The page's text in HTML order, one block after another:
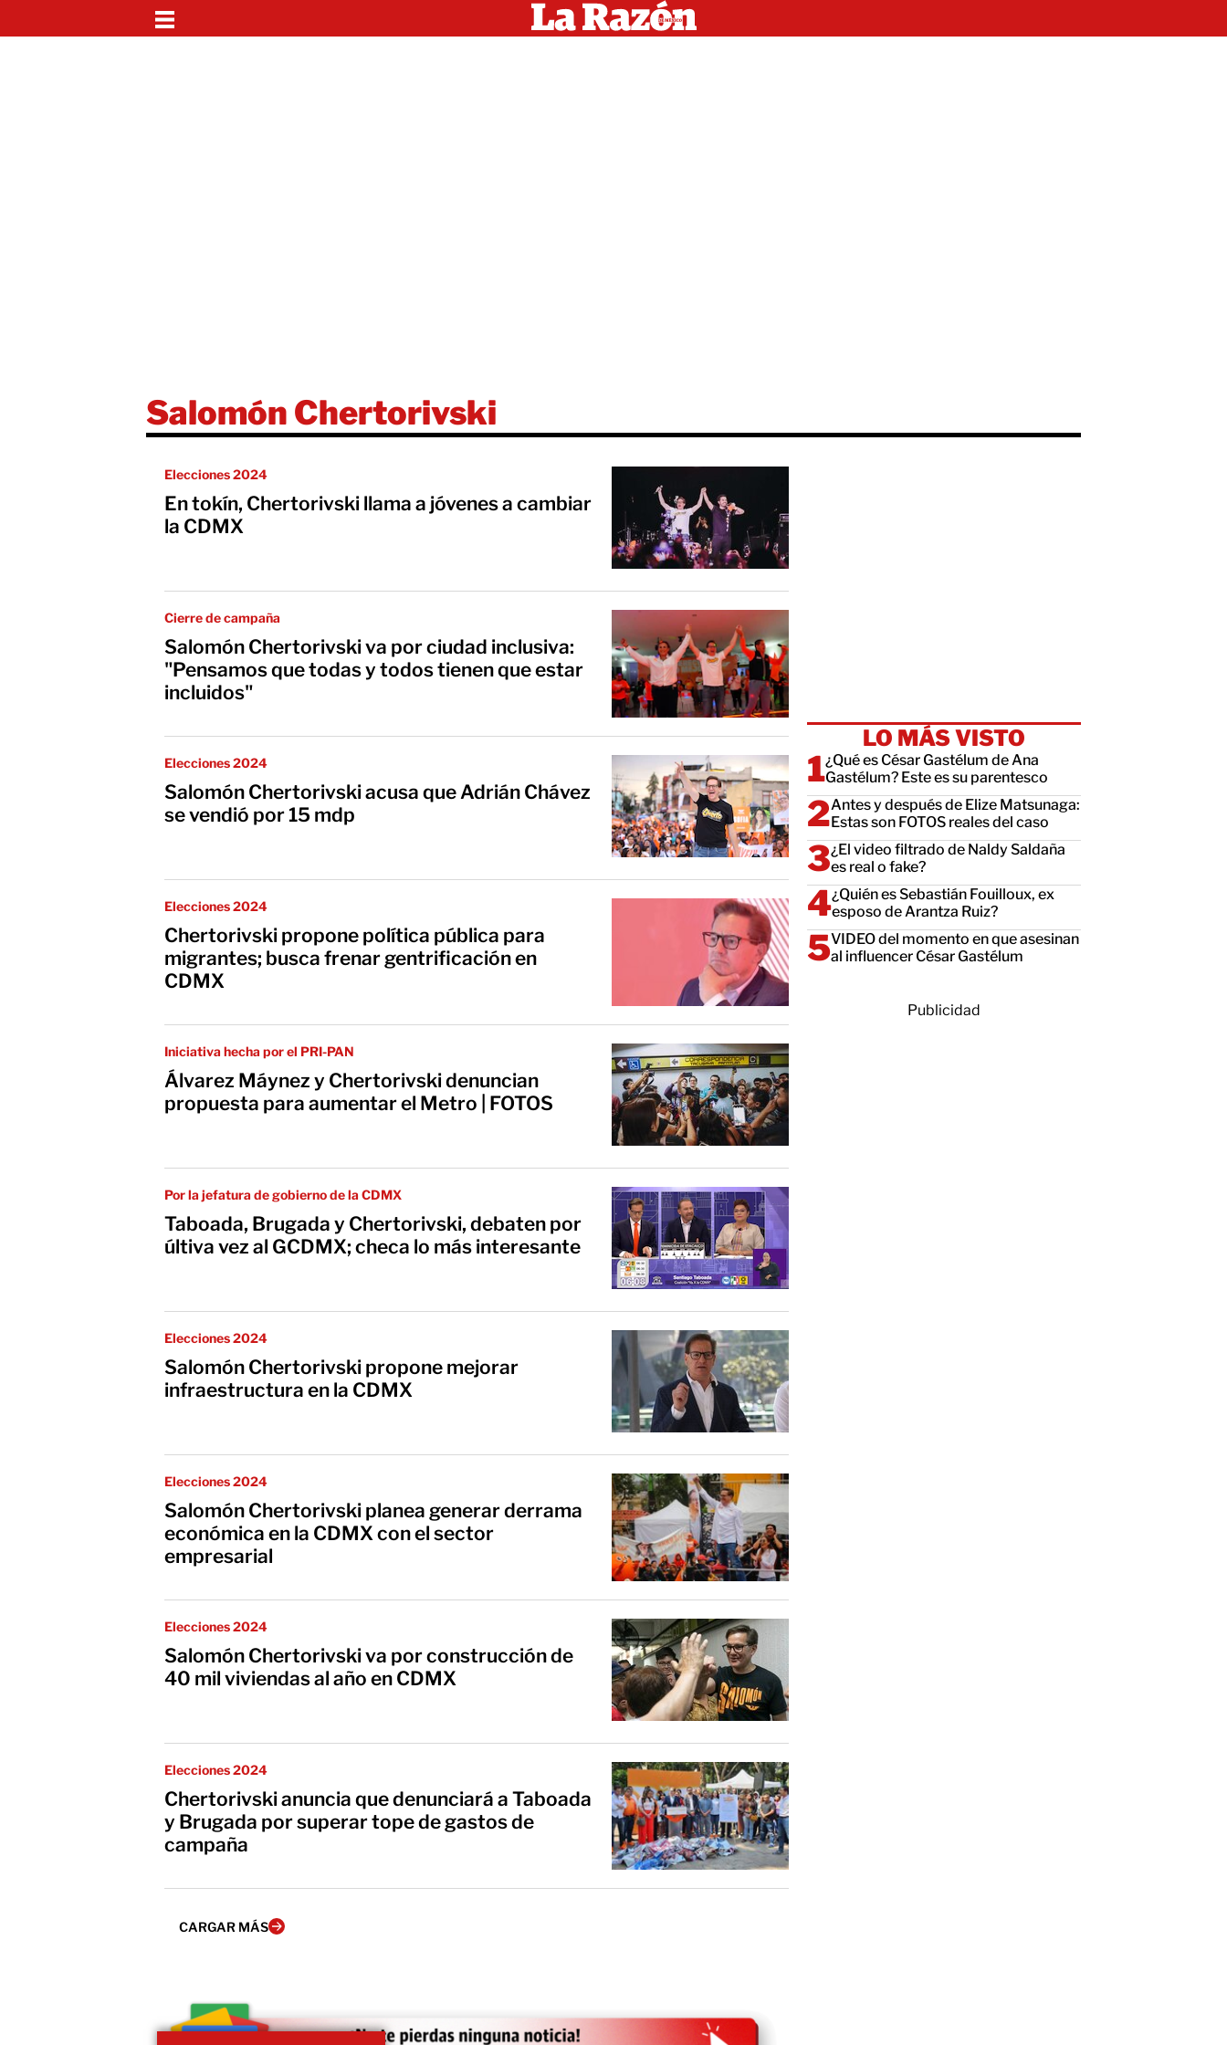
Salomón Chertorivski
Elecciones 2024
En tokín, Chertorivski llama a jóvenes a cambiar
la CDMX
Cierre de campaña
Salomón Chertorivski va por ciudad inclusiva:
"Pensamos que todas y todos tienen que estar
incluidos"
Elecciones 2024
Salomón Chertorivski acusa que Adrián Chávez
se vendió por 15 mdp
Elecciones 2024
Chertorivski propone política pública para
migrantes; busca frenar gentrificación en
CDMX
Iniciativa hecha por el PRI-PAN
Álvarez Máynez y Chertorivski denuncian
propuesta para aumentar el Metro | FOTOS
Por la jefatura de gobierno de la CDMX
Taboada, Brugada y Chertorivski, debaten por
últiva vez al GCDMX; checa lo más interesante
Elecciones 2024
Salomón Chertorivski propone mejorar
infraestructura en la CDMX
Elecciones 2024
Salomón Chertorivski planea generar derrama
económica en la CDMX con el sector
empresarial
Elecciones 2024
Salomón Chertorivski va por construcción de
40 mil viviendas al año en CDMX
Elecciones 2024
Chertorivski anuncia que denunciará a Taboada
y Brugada por superar tope de gastos de
campaña
CARGAR MÁS
LO MÁS VISTO
¿Qué es César Gastélum de Ana
Gastélum? Este es su parentesco
Antes y después de Elize Matsunaga:
Estas son FOTOS reales del caso
¿El video filtrado de Naldy Saldaña
es real o fake?
¿Quién es Sebastián Fouilloux, ex
esposo de Arantza Ruiz?
VIDEO del momento en que asesinan
al influencer César Gastélum
Publicidad